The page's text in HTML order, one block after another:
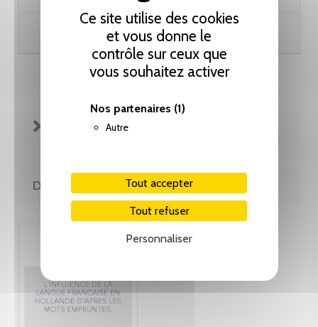
Ce site utilise des cookies
et vous donne le
contrôle sur ceux que
vous souhaitez activer
Nos partenaires (1)
Autre
Tout accepter
Tout refuser
Personnaliser
Ajouter au panier
FICHE TECHNIQUE
DE MÊME AUTEUR(E)